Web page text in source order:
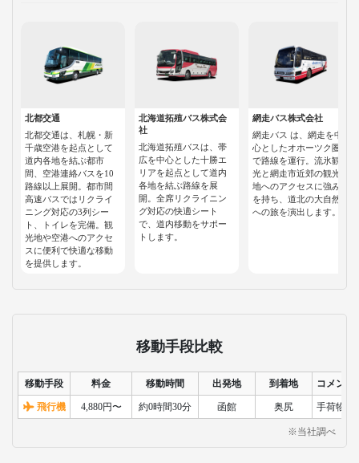
北都交通
北都交通は、札幌・新
千歳空港を起点として
道内各地を結ぶ都市
間、空港連絡バスを10
路線以上展開。都市間
高速バスではリクライ
ニング対応の3列シー
ト、トイレを完備。観
光地や空港へのアクセ
スに便利で快適な移動
を提供します。
北海道拓殖バス株式会
社
北海道拓殖バスは、帯
広を中心とした十勝エ
リアを起点として道内
各地を結ぶ路線を展
開。全席リクライニン
グ対応の快適シート
で、道内移動をサポー
トします。
網走バス株式会社
網走バス は、網走を中
心としたオホーツク圏
で路線を運行。流氷観
光と網走市近郊の観光
地へのアクセスに強み
を持ち、道北の大自然
への旅を演出します。
移動手段比較
移動手段 料金 移動時間 出発地 到着地 コメント
飛行機 4,880円〜 約0時間30分 函館 奥尻 手荷物検
※当社調べ